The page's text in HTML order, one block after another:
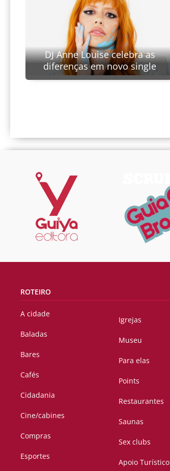
DJ Anne Louise celebra as
diferenças em novo single
ROTEIRO
A cidade
Baladas
Bares
Cafés
Cidadania
Cine/cabines
Compras
Esportes
Igrejas
Museu
Para elas
Points
Restaurantes
Saunas
Sex clubs
Apoio Turístico